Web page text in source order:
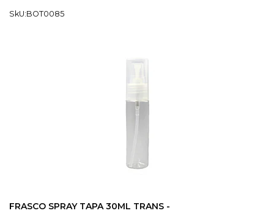
SkU:BOT0085
FRASCO SPRAY TAPA 30ML TRANS -